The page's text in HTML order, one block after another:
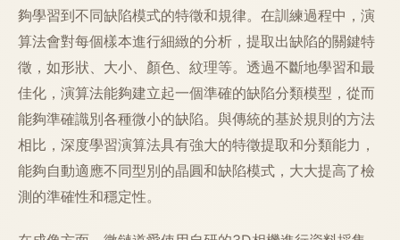
夠學習到不同缺陷模式的特徵和規律。在訓練過程中，演
算法會對每個樣本進行細緻的分析，提取出缺陷的關鍵特
徵，如形狀、大小、顏色、紋理等。透過不斷地學習和最
佳化，演算法能夠建立起一個準確的缺陷分類模型，從而
能夠準確識別各種微小的缺陷。與傳統的基於規則的方法
相比，深度學習演算法具有強大的特徵提取和分類能力，
能夠自動適應不同型別的晶圓和缺陷模式，大大提高了檢
測的準確性和穩定性。